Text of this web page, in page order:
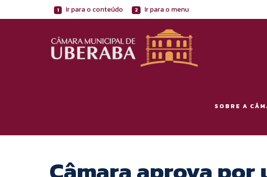
1 Ir para o conteúdo 2 Ir para o menu
SOBRE A